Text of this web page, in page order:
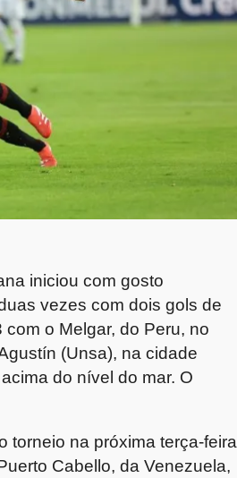
iniciou com gosto
vezes com dois gols de
o Melgar, do Peru, no
(Unsa), na cidade
do nível do mar. O
torneio na próxima terça-feira
Cabello, da Venezuela,